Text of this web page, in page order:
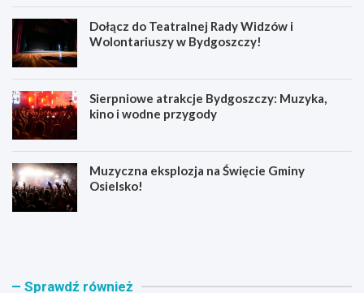
Dołącz do Teatralnej Rady Widzów i
Wolontariuszy w Bydgoszczy!
Sierpniowe atrakcje Bydgoszczy: Muzyka,
kino i wodne przygody
Muzyczna eksplozja na Święcie Gminy
Osielsko!
T
a
D
z Sprawdź również